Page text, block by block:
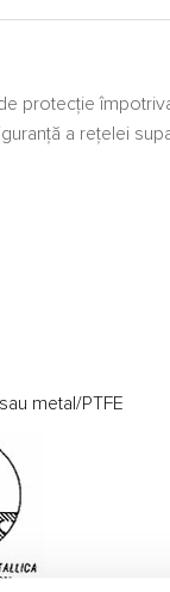
protecţie
a rețelei
metal/PTFE